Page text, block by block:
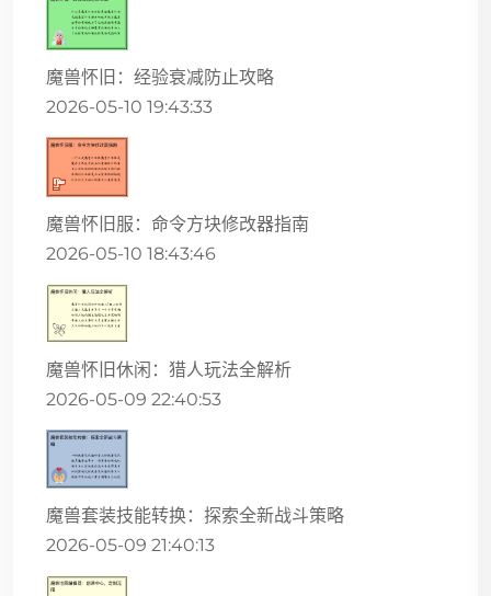
魔兽怀旧：经验衰减防止攻略
2026-05-10 19:43:33
魔兽怀旧服：命令方块修改器指南
2026-05-10 18:43:46
魔兽怀旧休闲：猎人玩法全解析
2026-05-09 22:40:53
魔兽套装技能转换：探索全新战斗策略
2026-05-09 21:40:13